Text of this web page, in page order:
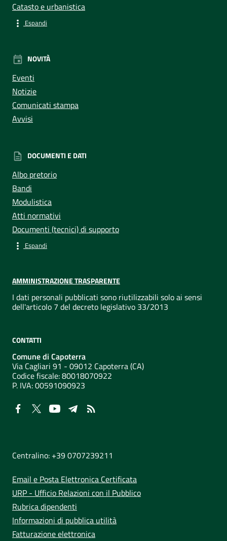
Catasto e urbanistica
Espandi
NOVITÀ
Eventi
Notizie
Comunicati stampa
Avvisi
DOCUMENTI E DATI
Albo pretorio
Bandi
Modulistica
Atti normativi
Documenti (tecnici) di supporto
Espandi
AMMINISTRAZIONE TRASPARENTE
I dati personali pubblicati sono riutilizzabili solo ai sensi
dell'articolo 7 del decreto legislativo 33/2013
CONTATTI
Comune di Capoterra
Via Cagliari 91 - 09012 Capoterra (CA)
Codice fiscale: 80018070922
P. IVA:00591090923
Centralino: +39 0707239211
Email e Posta Elettronica Certificata
URP - Ufficio Relazioni con il Pubblico
Rubrica dipendenti
Informazioni di pubblica utilità
Fatturazione elettronica